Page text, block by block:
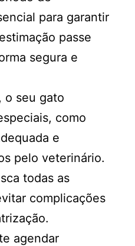
para garantir
passe
segura e
o seu gato
como
e
pelo veterinário.
todas as
complicações
agendar